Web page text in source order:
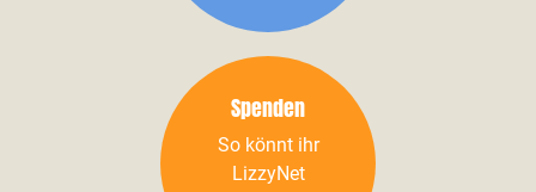
Spenden
So könnt ihr
LizzyNet